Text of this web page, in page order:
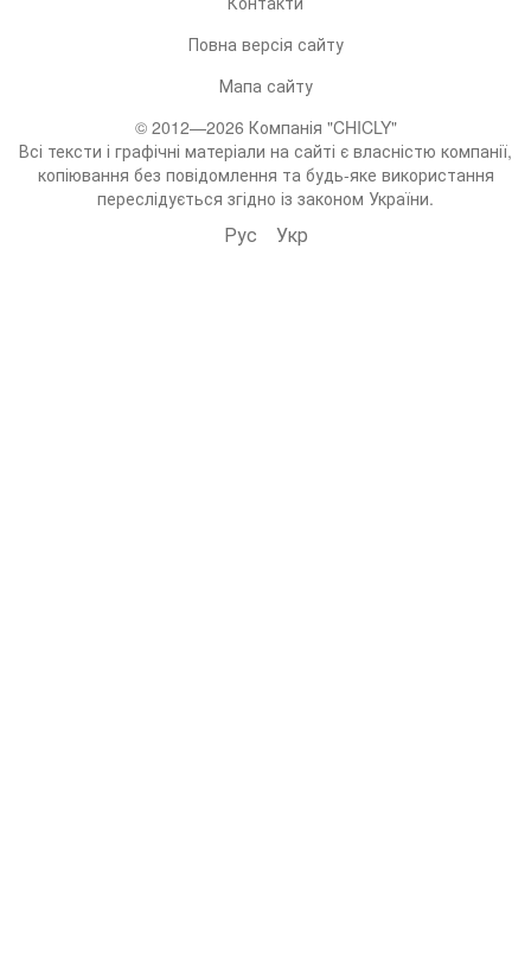
Повна версія сайту
Мапа сайту
© 2012—2026 Компанія "CHICLY"
Всі тексти і графічні матеріали на сайті є власністю компанії,
копіювання без повідомлення та будь-яке використання
переслідується згідно із законом України.
Рус Укр